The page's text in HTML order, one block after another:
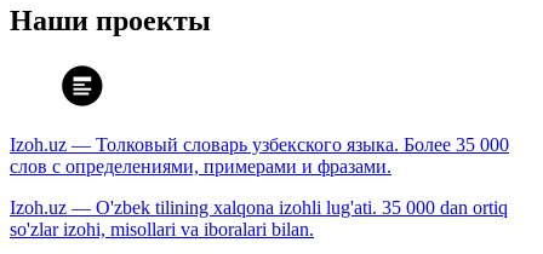
Наши проекты
Izoh.uz — Толковый словарь узбекского языка. Более 35 000
слов с определениями, примерами и фразами.
Izoh.uz — O'zbek tilining xalqona izohli lug'ati. 35 000 dan ortiq
so'zlar izohi, misollari va iboralari bilan.